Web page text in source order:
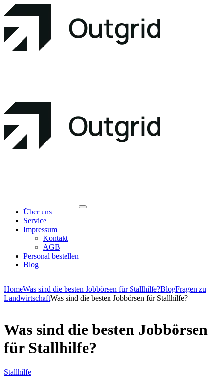
Über uns
Service
Impressum
Kontakt
AGB
Personal bestellen
Blog
HomeWas sind die besten Jobbörsen für Stallhilfe?BlogFragen zu
LandwirtschaftWas sind die besten Jobbörsen für Stallhilfe?
Was sind die besten Jobbörsen
für Stallhilfe?
Stallhilfe